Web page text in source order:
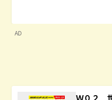
AD
Ｗ０２